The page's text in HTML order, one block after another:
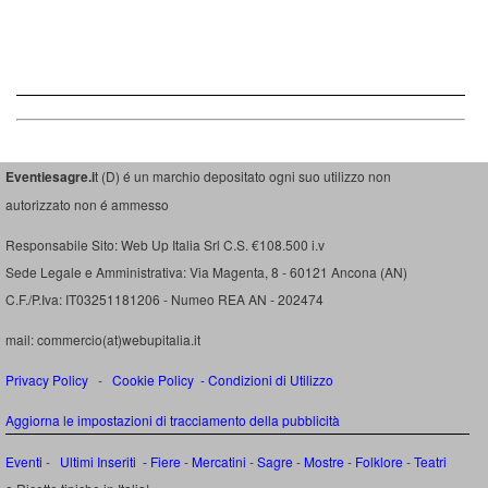
Eventiesagre.it (D) é un marchio depositato ogni suo utilizzo non
autorizzato non é ammesso
Responsabile Sito: Web Up Italia Srl C.S. €108.500 i.v
Sede Legale e Amministrativa: Via Magenta, 8 - 60121 Ancona (AN)
C.F./P.Iva: IT03251181206 - Numeo REA AN - 202474
mail: commercio(at)webupitalia.it
Privacy Policy - Cookie Policy -Condizioni di Utilizzo
Aggiorna le impostazioni di tracciamento della pubblicità
Eventi - Ultimi Inseriti - Fiere - Mercatini -Sagre - Mostre - Folklore -Teatri